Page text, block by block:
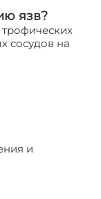
язв?
сосудов на
и